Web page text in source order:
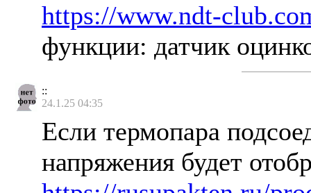
https://www.ndt-
функции: датчик
::
24.1.25 04:35
Если термопара
напряжения будет